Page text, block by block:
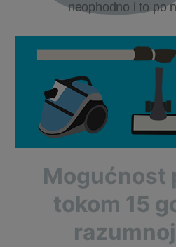
neophodno i to po
Mogućnost
tokom 15